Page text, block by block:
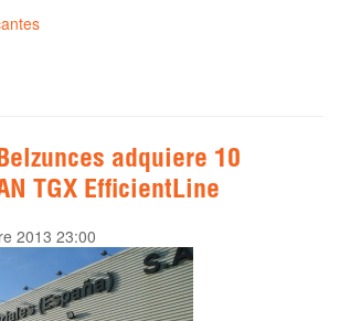
adquiere 10
TGX EfficientLine
2013 23:00